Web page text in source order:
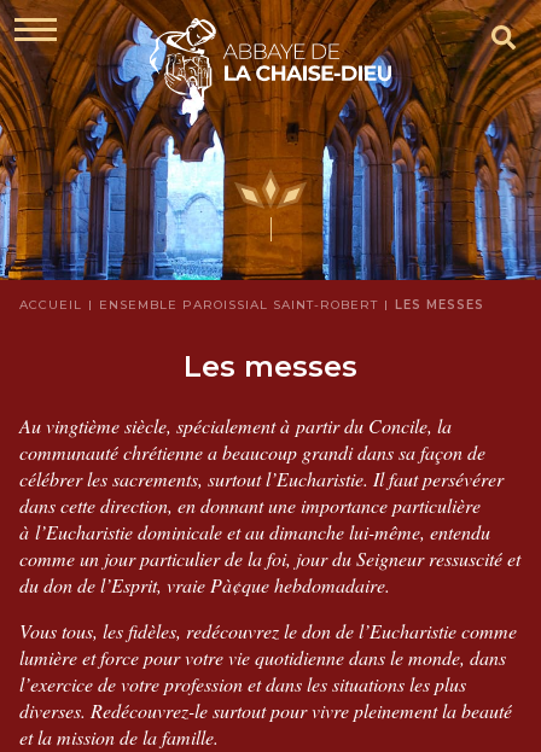
ACCUEIL ENSEMBLE PAROISSIAL SAINT-ROBERT LES MESSES
Les messes
Au vingtième siècle, spécialement à partir du Concile, la
communauté chrétienne a beaucoup grandi dans sa façon de
célébrer les sacrements, surtout l’Eucharistie. Il faut persévérer
dans cette direction, en donnant une importance particulière
à l’Eucharistie dominicale et au dimanche lui-même, entendu
comme un jour particulier de la foi, jour du Seigneur ressuscité et
du don de l’Esprit, vraie Pà¢que hebdomadaire.
Vous tous, les fidèles, redécouvrez le don de l’Eucharistie comme
lumière et force pour votre vie quotidienne dans le monde, dans
l’exercice de votre profession et dans les situations les plus
diverses. Redécouvrez-le surtout pour vivre pleinement la beauté
et la mission de la famille.